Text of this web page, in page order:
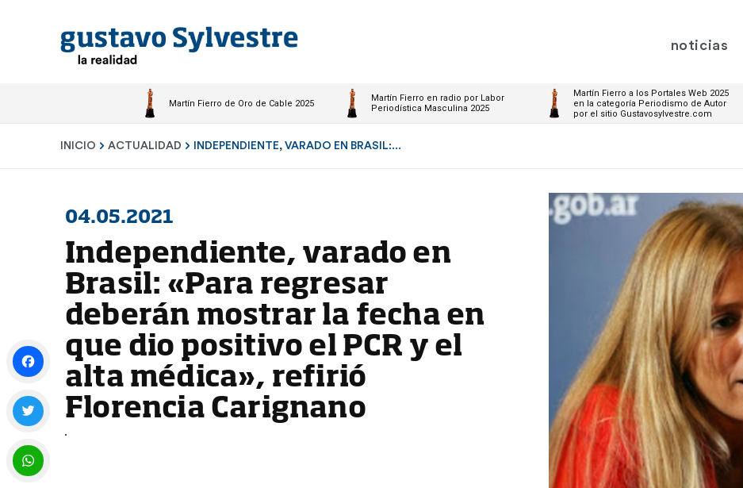
noticias
Martín Fierro de Oro de Cable 2025
Martín Fierro en radio por Labor
Periodística Masculina 2025
Martín Fierro a los Portales Web 2025
en la categoría Periodismo de Autor
por el sitio Gustavosylvestre.com
INICIO ACTUALIDAD INDEPENDIENTE, VARADO EN BRASIL:...
04.05.2021
Independiente, varado en
Brasil: «Para regresar
deberán mostrar la fecha en
que dio positivo el PCR y el
alta médica», refirió
Florencia Carignano
Facebook
Twitter